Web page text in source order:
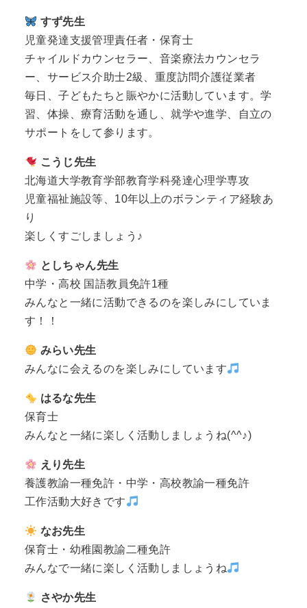
すず先生
児童発達支援管理責任者・保育士
チャイルドカウンセラー、音楽療法カウンセラ
ー、サービス介助士2級、重度訪問介護従業者
毎日、子どもたちと賑やかに活動しています。学
習、体操、療育活動を通し、就学や進学、自立の
サポートをして参ります。
こうじ先生
北海道大学教育学部教育学科発達心理学専攻
児童福祉施設等、10年以上のボランティア経験あ
り
楽しくすごしましょう♪
としちゃん先生
中学・高校 国語教員免許1種
みんなと一緒に活動できるのを楽しみにしていま
す！！
みらい先生
みんなに会えるのを楽しみにしています
はるな先生
保育士
みんなと一緒に楽しく活動しましょうね(^^♪)
えり先生
養護教諭一種免許・中学・高校教諭一種免許
工作活動大好きです
なお先生
保育士・幼稚園教諭二種免許
みんなで一緒に楽しく活動しましょうね
さやか先生